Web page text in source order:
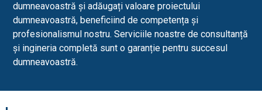
dumneavoastră și adăugați valoare proiectului
dumneavoastră, beneficiind de competența și
profesionalismul nostru. Serviciile noastre de consultanță
și ingineria completă sunt o garanție pentru succesul
dumneavoastră.